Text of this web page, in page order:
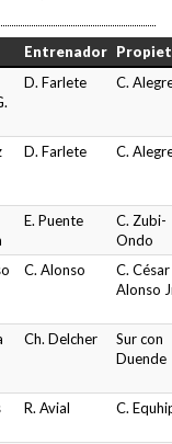
Entrenador
D. Farlete C.
D. Farlete C.
E. Puente
C. Zubi-
Ondo
C. Alonso
C. César
Alonso
Ch. Delcher
Sur con
Duende
R. Avial C.